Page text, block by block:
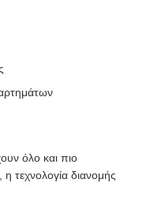
όλο και πιο
τεχνολογία διανομής